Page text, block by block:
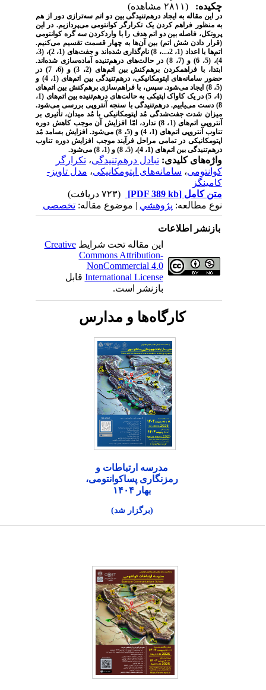
چکیده:
در این مقاله به ایجاد درهم‌تنیدگی بین دو اتم سهترازی دور از هم
به منظور فراهم کردن یکتکرارگر کوانتومی می‌پردازیم. در این
پروتکل،فاصله بین دو اتم هدف را با وارد­کردنسه گره کوانتومی
(قرار دادنشش اتم) بین آن‌ها به چهار قسمت تقسیم می‌کنیم.
اتم‌ها با اعداد (1، 2،...، 8) نام‌گذاری شده‌اند و جفت‌های (1، 2)، (3،
4)، (5، 6) و (7، 8) در حالت‌های درهم‌تنیده آماده‌سازی شده‌اند.
ابتدا، با فراهم­کردن برهم‌کنش بین اتم‌های (2، 3) و (6، 7)
در
حضور سامانه‌های اپتومکانیکی،
درهم‌تنیدگی بین اتم‌های (1، 4) و
با فراهم‌سازیبرهم‌کنش بین اتم‌های
(4، 5) در یک کاواک اپتیکی به حالت‌های درهم‌تنیده بین اتم‌های (1،
8) دست می‌یابیم. درهم‌تنیدگی با سنجه آنتروپی بررسی می‌شود.
میزان شدت جفت‌شدگی مُد اپتومکانیکی با مُد میدان، تأثیری بر
آنتروپی اتم‌های (1، 8) ندارد، امّا افزایش آن موجب کاهش دوره
تناوب آنتروپی اتم‌های (1، 4) و (5، 8) می‌شود. افزایش بسامد مُد
اپتومکانیکی در تمامی مراحل فرآیند موجب افزایش دوره تناوب
درهم‌تنیدگی بین اتم‌های (1، 4)، (5، 8) و (1، 8) می‌شود.
واژه‌های کلیدی:تبادل درهم‌تنیدگی،تکرارگر
کوانتومی،سامانه‌های اپتومکانیکی،مدل تاویز-
کامینگز
متن کامل[PDF 389 kb]
نوع مطالعه:پژوهشي| موضوع مقاله:تخصصی
بازنشر اطلاعات
این مقاله تحت شرایطCreative
Commons Attribution-
NonCommercial 4.0
International Licenseقابل
بازنشر است.
کارگاه‌ها و مدارس
مدرسه ارتباطات و
رمزنگاری پساکوانتومی،
بهار ۱۴۰۴
(برگزار شد)